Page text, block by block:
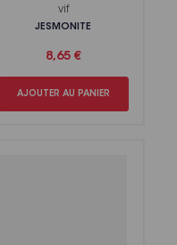
vif
JESMONITE
8,65 €
AJOUTER AU PANIER